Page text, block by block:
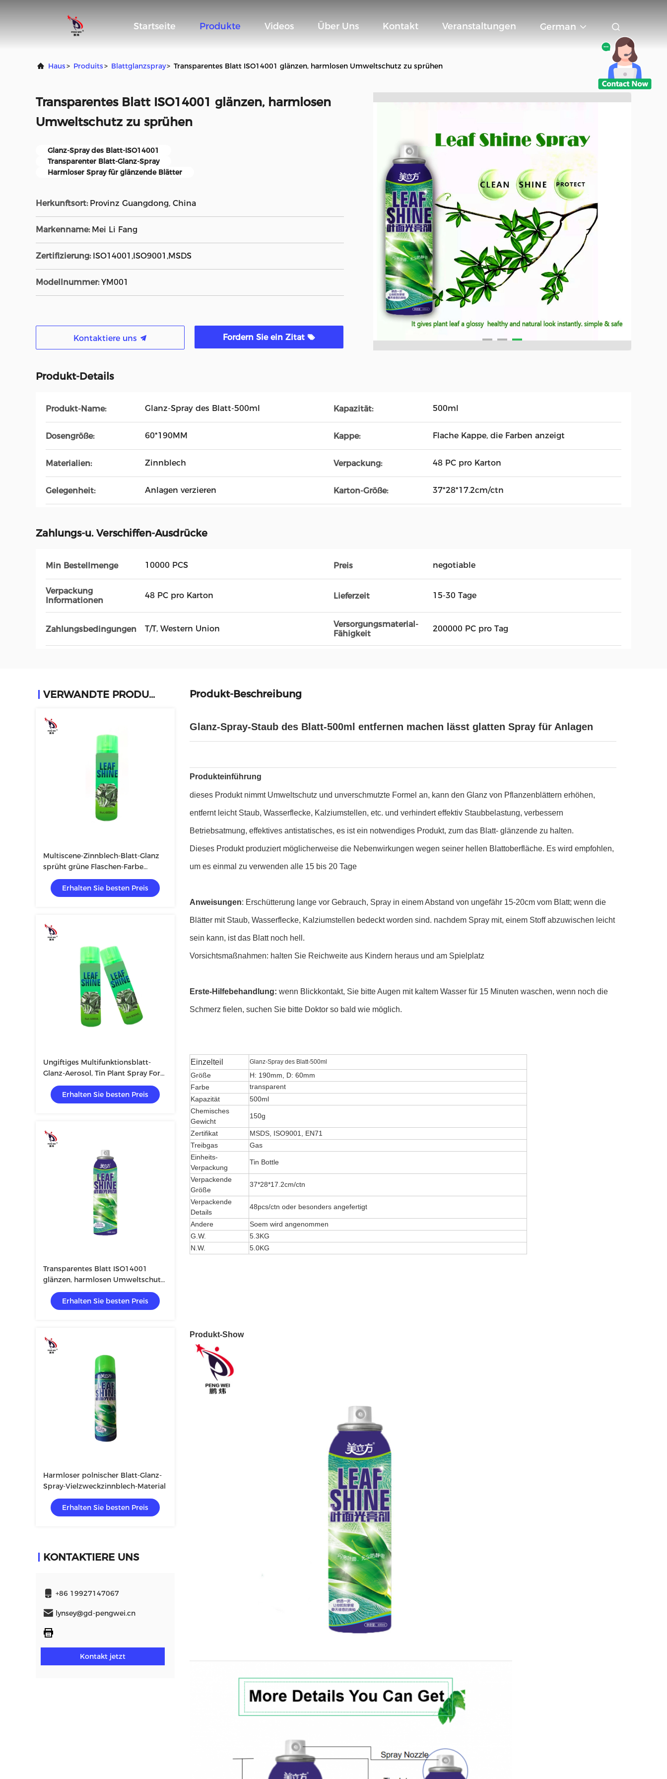
Startseite Produkte Videos Über Uns Kontakt Veranstaltungen German
Haus> Produits> Blattglanzspray> Transparentes Blatt ISO14001 glänzen, harmlosen Umweltschutz zu sprühen
Transparentes Blatt ISO14001 glänzen, harmlosen
Umweltschutz zu sprühen
Glanz-Spray des Blatt-ISO14001
Transparenter Blatt-Glanz-Spray
Harmloser Spray für glänzende Blätter
Herkunftsort: Provinz Guangdong, China
Markenname: Mei Li Fang
Zertifizierung: ISO14001,ISO9001,MSDS
Modellnummer: YM001
Kontaktiere uns Fordern Sie ein Zitat
Produkt-Details
Produkt-Name: Glanz-Spray des Blatt-500ml Kapazität: 500ml
Dosengröße: 60*190MM Kappe: Flache Kappe, die Farben anzeigt
Materialien: Zinnblech Verpackung: 48 PC pro Karton
Gelegenheit: Anlagen verzieren Karton-Größe: 37*28*17.2cm/ctn
Zahlungs-u. Verschiffen-Ausdrücke
Min Bestellmenge 10000 PCS Preis negotiable
Verpackung
Informationen
48 PC pro Karton Lieferzeit 15-30 Tage
Zahlungsbedingungen T/T, Western Union
Versorgungsmaterial-
Fähigkeit
200000 PC pro Tag
VERWANDTE PRODUKTE
Multiscene-Zinnblech-Blatt-Glanz
sprüht grüne Flaschen-Farbe
freundliches Eco
Erhalten Sie besten Preis
Ungiftiges Multifunktionsblatt-
Glanz-Aerosol, Tin Plant Spray For
Shiny-Blätter
Erhalten Sie besten Preis
Transparentes Blatt ISO14001
glänzen, harmlosen Umweltschutz
zu sprühen
Erhalten Sie besten Preis
Harmloser polnischer Blatt-Glanz-
Spray-Vielzweckzinnblech-Material
Erhalten Sie besten Preis
KONTAKTIERE UNS
+86 19927147067
lynsey@gd-pengwei.cn
Kontakt jetzt
Produkt-Beschreibung
Glanz-Spray-Staub des Blatt-500ml entfernen machen lässt glatten Spray für Anlagen
Produkteinführung
dieses Produkt nimmt Umweltschutz und unverschmutzte Formel an, kann den Glanz von Pflanzenblättern erhöhen,
entfernt leicht Staub, Wasserflecke, Kalziumstellen, etc. und verhindert effektiv Staubbelastung, verbessern
Betriebsatmung, effektives antistatisches, es ist ein notwendiges Produkt, zum das Blatt- glänzende zu halten.
Dieses Produkt produziert möglicherweise die Nebenwirkungen wegen seiner hellen Blattoberfläche. Es wird empfohlen,
um es einmal zu verwenden alle 15 bis 20 Tage
Anweisungen: Erschütterung lange vor Gebrauch, Spray in einem Abstand von ungefähr 15-20cm vom Blatt; wenn die
Blätter mit Staub, Wasserflecke, Kalziumstellen bedeckt worden sind. nachdem Spray mit, einem Stoff abzuwischen leicht
sein kann, ist das Blatt noch hell.
Vorsichtsmaßnahmen: halten Sie Reichweite aus Kindern heraus und am Spielplatz
Erste-Hilfebehandlung: wenn Blickkontakt, Sie bitte Augen mit kaltem Wasser für 15 Minuten waschen, wenn noch die
Schmerz fielen, suchen Sie bitte Doktor so bald wie möglich.
Einzelteil Glanz-Spray des Blatt-500ml
Größe
H: 190mm, D: 60mm
Farbe
transparent
Kapazität
500ml
Chemisches
Gewicht
150g
Zertifikat
MSDS, ISO9001, EN71
Treibgas
Gas
Einheits-
Verpackung
Tin Bottle
Verpackende
Größe
37*28*17.2cm/ctn
Verpackende
Details
48pcs/ctn oder besonders angefertigt
Andere
Soem wird angenommen
G.W.
5.3KG
N.W.
5.0KG
Produkt-Show